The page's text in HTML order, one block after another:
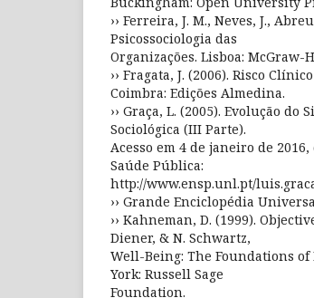
›› Ferreira, J. M., Neves, J.,
Psicossociologia das
Organizações. Lisboa:
›› Fragata, J. (2006). Risco
Coimbra: Edições Almedina.
›› Graça, L. (2005). Evolução
Sociológica (III Parte).
Acesso em 4 de janeiro de
Saúde Pública:
http://www.ensp.unl.pt/
›› Grande Enciclopédia
›› Kahneman, D. (1999).
Diener, & N. Schwartz,
Well-Being: The Foundations of
York: Russell Sage
Foundation.